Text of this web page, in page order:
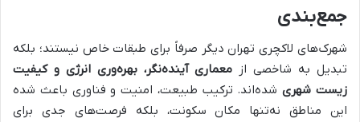
جمع‌بندی
شهرک‌های لاکچری تهران دیگر صرفاً برای طبقات خاص نیستند؛ بلکه
تبدیل به شاخصی از معماری آینده‌نگر، بهره‌وری انرژی و کیفیت
زیست شهریشده‌اند. ترکیب طبیعت، امنیت و فناوری باعث شده
این مناطق نه‌تنها مکان سکونت، بلکه فرصت‌های جدی برای